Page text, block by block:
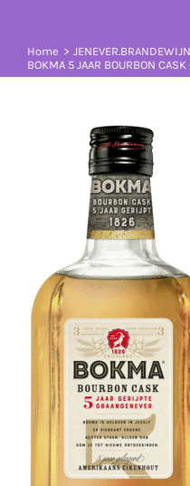
Home JENEVER.BRANDEWIJN
BOKMA 5 JAAR BOURBON CASK